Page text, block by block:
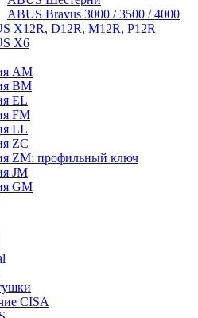
ABUS Bravus 3000 / 3500 / 4000
X12R, D12R, M12R, P12R
X6
AM
BM
EL
FM
LL
ZC
ZM: профильный ключ
JM
GM
CISA